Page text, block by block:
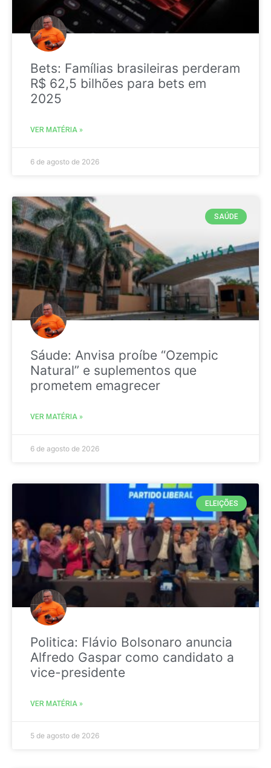
Bets: Famílias brasileiras perderam
R$ 62,5 bilhões para bets em
2025
VER MATÉRIA »
6 de agosto de 2026
SAÚDE
Sáude: Anvisa proíbe “Ozempic
Natural” e suplementos que
prometem emagrecer
VER MATÉRIA »
6 de agosto de 2026
ELEIÇÕES
Politica: Flávio Bolsonaro anuncia
Alfredo Gaspar como candidato a
vice-presidente
VER MATÉRIA »
5 de agosto de 2026